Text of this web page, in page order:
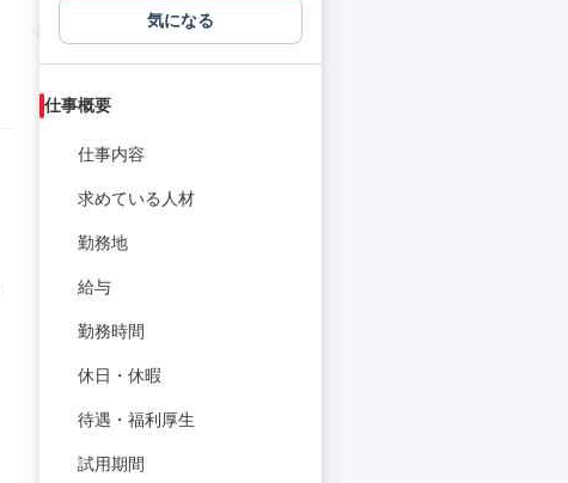
気になる
仕事概要
仕事内容
求めている人材
勤務地
給与
勤務時間
休日・休暇
待遇・福利厚生
試用期間